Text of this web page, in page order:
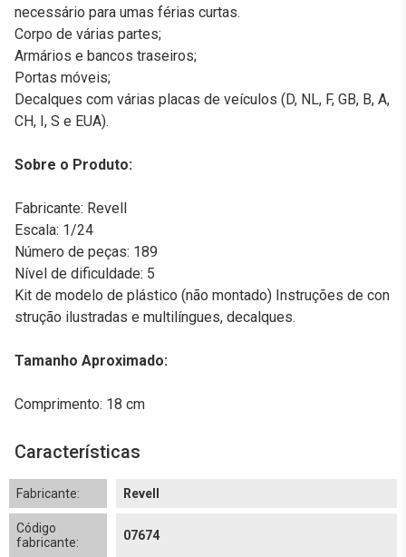
necessário para umas férias curtas.
Corpo de várias partes;
Armários e bancos traseiros;
Portas móveis;
Decalques com várias placas de veículos (D, NL, F, GB, B, A,
CH, I, S e EUA).
Sobre o Produto:
Fabricante: Revell
Escala: 1/24
Número de peças: 189
Nível de dificuldade: 5
Kit de modelo de plástico (não montado) Instruções de con
strução ilustradas e multilíngues, decalques.
Tamanho Aproximado:
Comprimento: 18 cm
Características
Fabricante: Revell
Código
fabricante:
07674